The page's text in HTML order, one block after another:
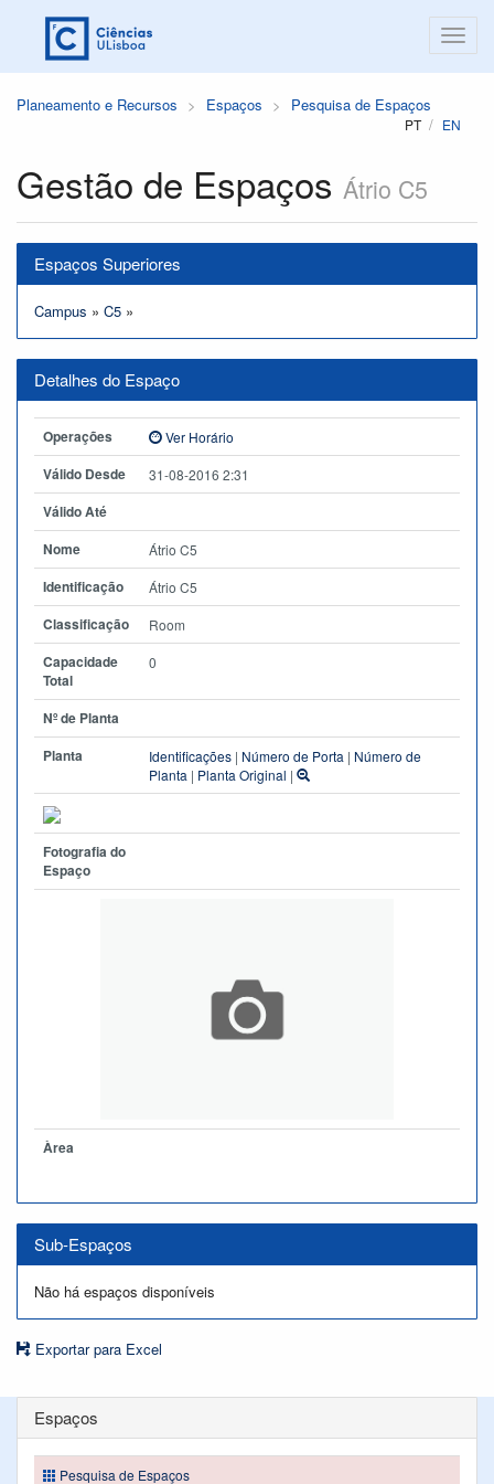
Planeamento e Recursos Espaços Pesquisa de Espaços
PT EN
Gestão de Espaços Átrio C5
Espaços Superiores
Campus » C5 »
Detalhes do Espaço
Operações Ver Horário
Válido Desde 31-08-2016 2:31
Válido Até
Nome
Átrio C5
Identificação Átrio C5
Classificação Room
Capacidade
Total
0
Nº de Planta
Planta
Identificações | Número de Porta | Número de
Planta | Planta Original |
Fotografia do
Espaço
Àrea
Sub-Espaços
Não há espaços disponíveis
Exportar para Excel
Espaços
Pesquisa de Espaços